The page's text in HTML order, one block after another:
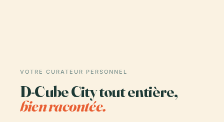
VOTRE CURATEUR PERSONNEL
D-Cube City tout entière,
bien racontée.